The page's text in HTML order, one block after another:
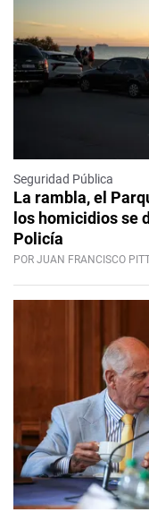
Seguridad Pública
La rambla, el
los homicidios se
Policía
POR JUAN FRANCISCO